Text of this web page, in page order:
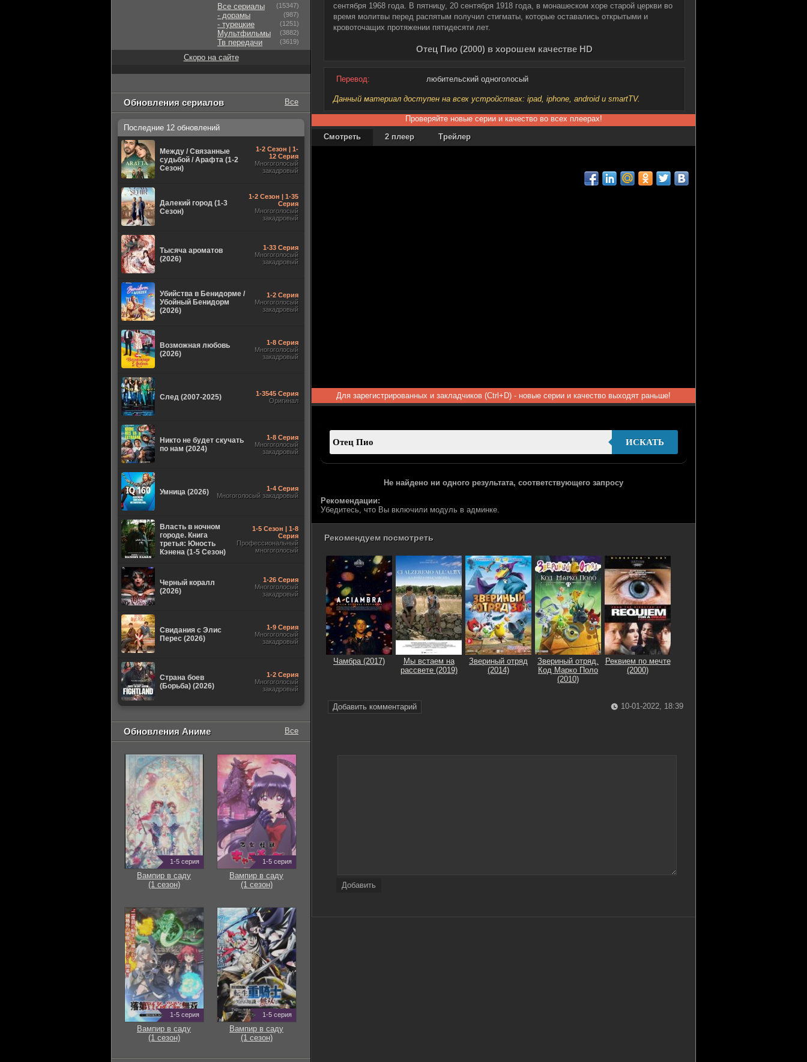
сентября 1968 года. В пятницу, 20 сентября 1918 года, в монашеском хоре старой церкви во
время молитвы перед распятым получил стигматы, которые оставались открытыми и
кровоточащих протяжении пятидесяти лет.
Отец Пио (2000) в хорошем качестве HD
Перевод: любительский одноголосый
Данный материал доступен на всех устройствах: ipad, iphone, android и smartTV.
Проверяйте новые серии и качество во всех плеерах!
Смотреть
2 плеер Трейлер
Для зарегистрированных и закладчиков (Ctrl+D) - новые серии и качество выходят раньше!
ИСКАТЬ
Не найдено ни одного результата, соответствующего запросу
Рекомендации:
Убедитесь, что Вы включили модуль в админке.
Рекомендуем посмотреть
Чамбра (2017)
Мы встаем на
рассвете (2019)
Звериный отряд
(2014)
Звериный отряд.
Код Марко Поло
(2010)
Реквием по мечте
(2000)
Добавить комментарий 10-01-2022, 18:39
Добавить
Все сериалы (15347)
- дорамы (987)
- турецкие (1251)
Мультфильмы (3882)
Тв передачи (3619)
Скоро на сайте
Обновления сериалов Все
Последние 12 обновлений
Между / Связанные
судьбой / Арафта (1-2
Сезон)
1-2 Сезон | 1-
12 Серия
Многоголосый
закадровый
Далекий город (1-3
Сезон)
1-2 Сезон | 1-35
Серия
Многоголосый
закадровый
Тысяча ароматов
(2026)
1-33 Серия
Многоголосый
закадровый
Убийства в Бенидорме /
Убойный Бенидорм
(2026)
1-2 Серия
Многоголосый
закадровый
Возможная любовь
(2026)
1-8 Серия
Многоголосый
закадровый
След (2007-2025)
1-3545 Серия
Оригинал
Никто не будет скучать
по нам (2024)
1-8 Серия
Многоголосый
закадровый
Умница (2026)
1-4 Серия
Многоголосый закадровый
Власть в ночном
городе. Книга
третья: Юность
Кэнена (1-5 Сезон)
1-5 Сезон | 1-8
Серия
Профессиональный
многоголосый
Черный коралл
(2026)
1-26 Серия
Многоголосый
закадровый
Свидания с Элис
Перес (2026)
1-9 Серия
Многоголосый
закадровый
Страна боев
(Борьба) (2026)
1-2 Серия
Многоголосый
закадровый
Обновления Аниме Все
1-5 серия
Вампир в саду
(1 сезон)
1-5 серия
Вампир в саду
(1 сезон)
1-5 серия
Вампир в саду
(1 сезон)
1-5 серия
Вампир в саду
(1 сезон)